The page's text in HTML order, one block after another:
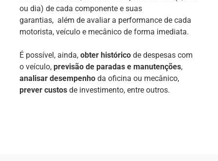
ou dia) de cada componente e suas
garantias, além de avaliar a performance de cada
motorista, veículo e mecânico de forma imediata.
É possível, ainda, obter histórico de despesas com
o veículo, previsão de paradas e manutenções,
analisar desempenho da oficina ou mecânico,
prever custos de investimento, entre outros.